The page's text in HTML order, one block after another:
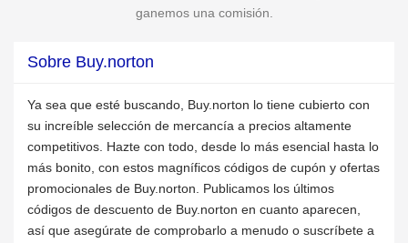
ganemos una comisión.
Sobre Buy.norton
Ya sea que esté buscando, Buy.norton lo tiene cubierto con
su increíble selección de mercancía a precios altamente
competitivos. Hazte con todo, desde lo más esencial hasta lo
más bonito, con estos magníficos códigos de cupón y ofertas
promocionales de Buy.norton. Publicamos los últimos
códigos de descuento de Buy.norton en cuanto aparecen,
así que asegúrate de comprobarlo a menudo o suscríbete a